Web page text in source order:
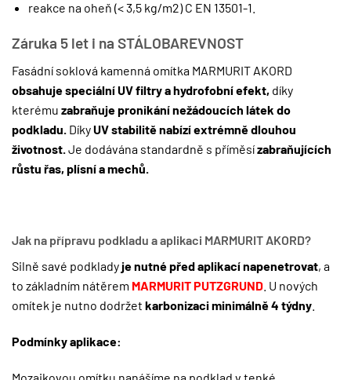
reakce na oheň (< 3,5 kg/m2) C EN 13501-1.
Záruka 5 let i na STÁLOBAREVNOST
Fasádní soklová kamenná omítka MARMURIT AKORD
obsahuje speciální UV filtry a hydrofobní efekt, díky
kterému zabraňuje pronikání nežádoucích látek do
podkladu. DíkyUV stabilitě nabízí extrémně dlouhou
životnost. Je dodávána standardně s příměsízabraňujících
růstu řas, plísní a mechů.
Jak na přípravu podkladu a aplikaci MARMURIT AKORD?
Silně savé podklady je nutné před aplikací napenetrovat, a
to základním nátěrem MARMURIT PUTZGRUND . U nových
omítek je nutno dodržet karbonizaci minimálně 4 týdny
Podmínky aplikace: